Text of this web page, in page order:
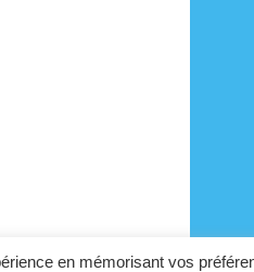
en mémorisant vos